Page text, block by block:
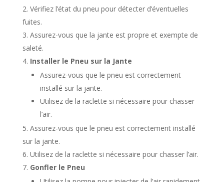
Vérifiez l’état du pneu pour détecter d’éventuelles
fuites.
Assurez-vous que la jante est propre et exempte de
saleté.
Installer le Pneu sur la Jante
Assurez-vous que le pneu est correctement
installé sur la jante.
Utilisez de la raclette si nécessaire pour chasser
l’air.
Assurez-vous que le pneu est correctement installé
sur la jante.
Utilisez de la raclette si nécessaire pour chasser l’air.
Gonfler le Pneu